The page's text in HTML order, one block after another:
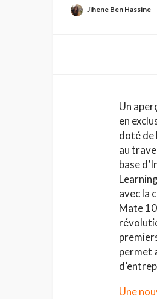
Jihene Ben Hassine
Un
en
doté de
au
base
avec la
Mate
permet
Une